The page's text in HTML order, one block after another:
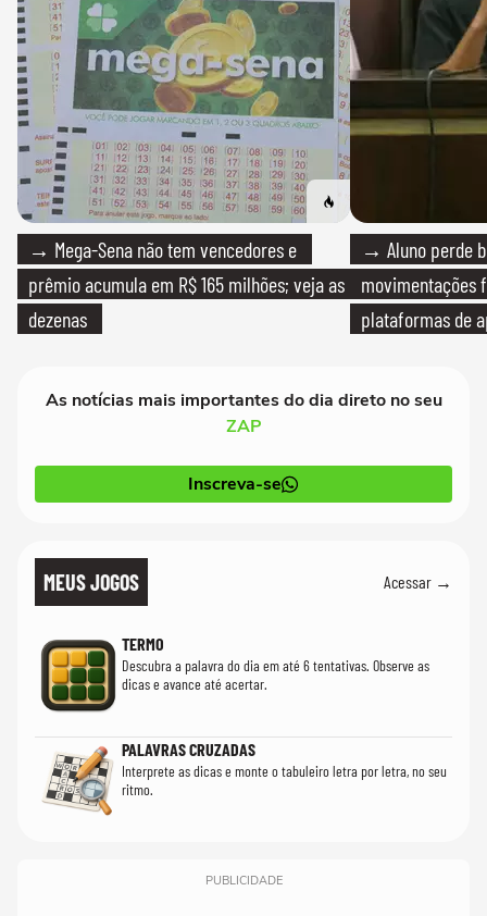
→ Mega-Sena não tem vencedores e
prêmio acumula em R$ 165 milhões; veja as
dezenas
→ Aluno perde
movimentações
plataformas de
As notícias mais importantes do dia direto no seu
ZAP
Inscreva-se
MEUS JOGOS Acessar →
TERMO
Descubra a palavra do dia em até 6 tentativas. Observe as
dicas e avance até acertar.
PALAVRAS CRUZADAS
Interprete as dicas e monte o tabuleiro letra por letra, no seu
ritmo.
PUBLICIDADE